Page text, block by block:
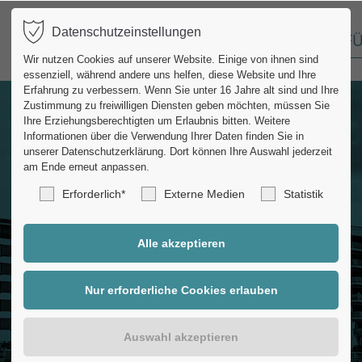
ipsum dolor sit amet:
/ 365days
support for our
8:00am - 5:00pm(GMT
Get in touch
Cybersteel Inc.
376-293 City Road, Suite
San Francisco, CA 94102
Have any questions?
+44 1234 567 890
Drop us a line
Datenschutzeinstellungen
Wir nutzen Cookies auf unserer Website. Einige von ihnen sind
essenziell, während andere uns helfen, diese Website und Ihre
Erfahrung zu verbessern. Wenn Sie unter 16 Jahre alt sind und Ihre
Zustimmung zu freiwilligen Diensten geben möchten, müssen Sie
Ihre Erziehungsberechtigten um Erlaubnis bitten. Weitere
Informationen über die Verwendung Ihrer Daten finden Sie in
unserer Datenschutzerklärung. Dort können Ihre Auswahl jederzeit
am Ende erneut anpassen.
Erforderlich* Externe Medien Statistik